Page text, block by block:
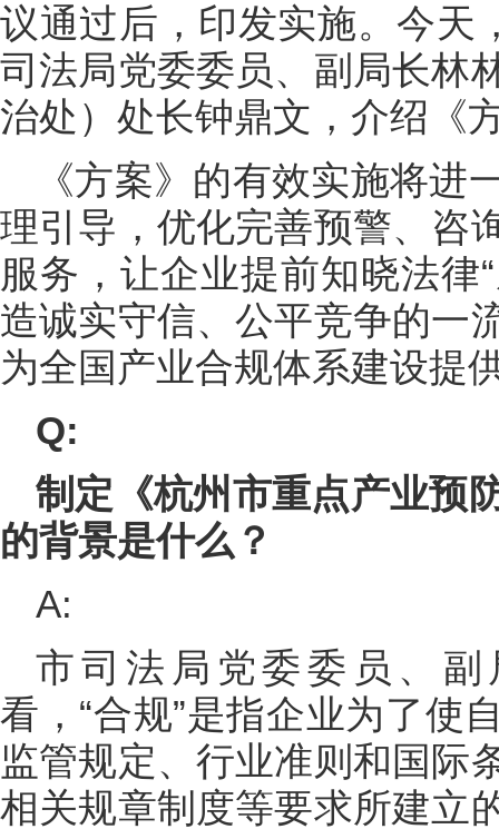
议通过后，印发实施。今天
司法局党委委员、副局长林
治处）处长钟鼎文，介绍《
《方案》的有效实施将进
理引导，优化完善预警、咨
服务，让企业提前知晓法律
造诚实守信、公平竞争的一
为全国产业合规体系建设提
Q:
制定《杭州市重点产业预
的背景是什么？
A:
市司法局党委委员、
看，“合规”是指企业为了使
监管规定、行业准则和国际
相关规章制度等要求所建立